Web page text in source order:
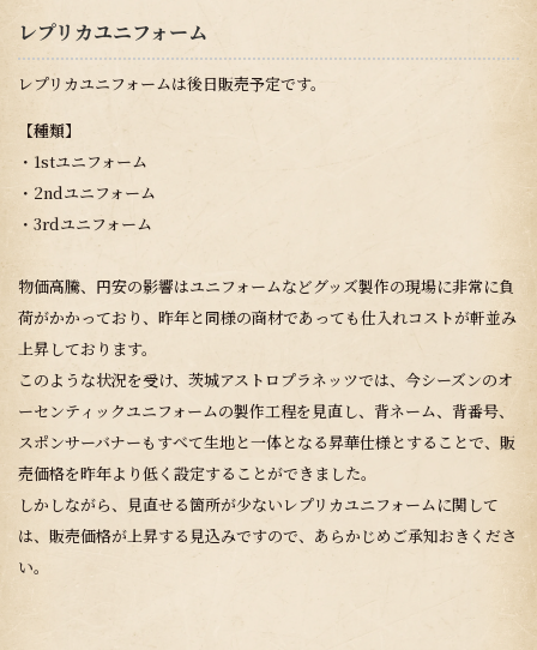
レプリカユニフォーム
レプリカユニフォームは後日販売予定です。
【種類】
・1stユニフォーム
・2ndユニフォーム
・3rdユニフォーム
物価高騰、円安の影響はユニフォームなどグッズ製作の現場に非常に負
荷がかかっており、昨年と同様の商材であっても仕入れコストが軒並み
上昇しております。
このような状況を受け、茨城アストロプラネッツでは、今シーズンのオ
ーセンティックユニフォームの製作工程を見直し、背ネーム、背番号、
スポンサーバナーもすべて生地と一体となる昇華仕様とすることで、販
売価格を昨年より低く設定することができました。
しかしながら、見直せる箇所が少ないレプリカユニフォームに関して
は、販売価格が上昇する見込みですので、あらかじめご承知おきくださ
い。